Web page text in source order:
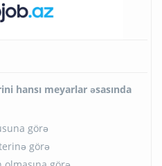
hansı meyarlar əsasında
görə
görə